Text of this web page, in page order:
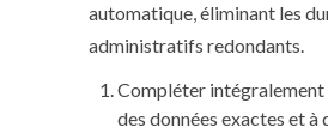
automatique, éliminant les
administratifs redondants.
Compléter
des données exactes et à